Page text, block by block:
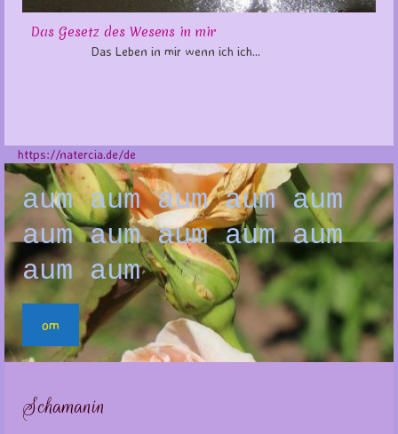
Das Gesetz des Wesens in mir
Das Leben in mir wenn ich ich...
https://natercia.de/de
aum aum aum aum aum
aum aum aum aum aum
aum aum
om
Schamanin